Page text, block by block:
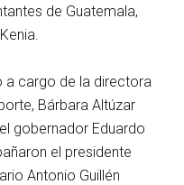
de Guatemala,
a cargo de la directora
Bárbara Altúzar
gobernador Eduardo
el presidente
Antonio Guillén